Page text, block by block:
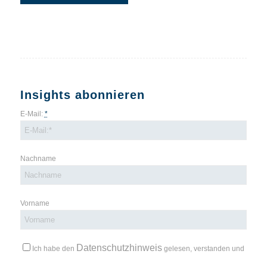
Insights abonnieren
E-Mail: *
Nachname
Vorname
Ich habe den Datenschutzhinweisgelesen, verstanden und